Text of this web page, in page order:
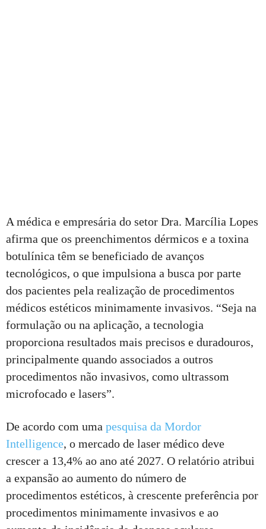
A médica e empresária do setor Dra. Marcília Lopes
afirma que os preenchimentos dérmicos e a toxina
botulínica têm se beneficiado de avanços
tecnológicos, o que impulsiona a busca por parte
dos pacientes pela realização de procedimentos
médicos estéticos minimamente invasivos. “Seja na
formulação ou na aplicação, a tecnologia
proporciona resultados mais precisos e duradouros,
principalmente quando associados a outros
procedimentos não invasivos, como ultrassom
microfocado e lasers”.
De acordo com uma pesquisa da Mordor
Intelligence, o mercado de laser médico deve
crescer a 13,4% ao ano até 2027. O relatório atribui
a expansão ao aumento do número de
procedimentos estéticos, à crescente preferência por
procedimentos minimamente invasivos e ao